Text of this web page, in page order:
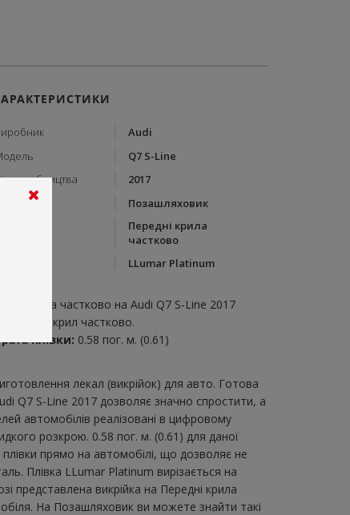
Audi
Q7 S-Line
виробництва
2017
Тип кузову
Позашляховик
Передні крила
частково
LLumar Platinum
крила частково на Audi Q7 S-Line 2017
для крил частково.
плівки: 0.58 пог. м. (0.61)
лекал (викрійок) для авто. Готова
Q7 S-Line 2017 дозволяє значно спростити, а
автомобілів реалізовані в цифровому
розкрою. 0.58 пог. м. (0.61) для даної
прямо на автомобілі, що дозволяє не
Плівка LLumar Platinum вирізається на
представлена ​​викрійка на Передні крила
На Позашляховик ви можете знайти такі